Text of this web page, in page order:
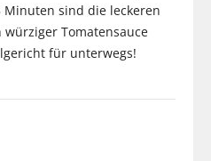
sind die leckeren
Tomatensauce
für unterwegs!